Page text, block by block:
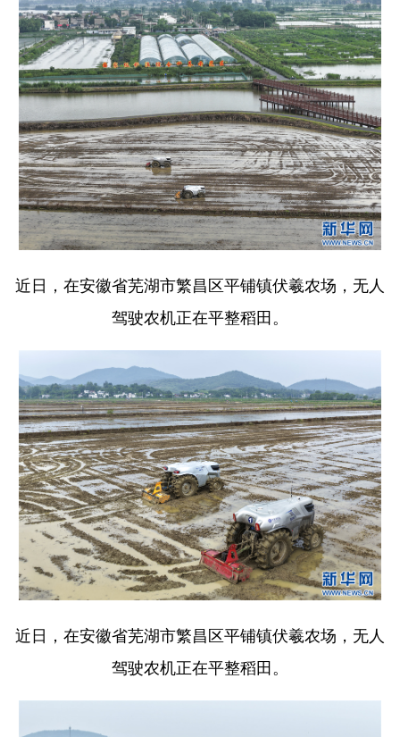
近日，在安徽省芜湖市繁昌区平铺镇伏羲农场，无人
驾驶农机正在平整稻田。
近日，在安徽省芜湖市繁昌区平铺镇伏羲农场，无人
驾驶农机正在平整稻田。